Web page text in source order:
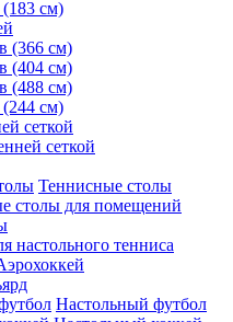
см)
(366 см)
(404 см)
(488 см)
см)
сеткой
сеткой
Теннисные столы
столы для помещений
настольного тенниса
Настольный футбол